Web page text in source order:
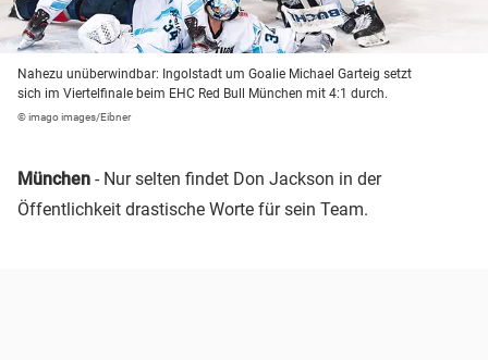
Nahezu unüberwindbar: Ingolstadt um Goalie Michael Garteig setzt
sich im Viertelfinale beim EHC Red Bull München mit 4:1 durch.
© imago images/Eibner
München - Nur selten findet Don Jackson in der
Öffentlichkeit drastische Worte für sein Team.